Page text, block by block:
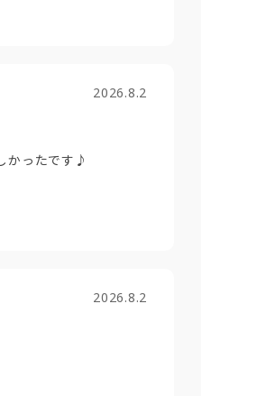
2026.8.2
かったです♪
2026.8.2